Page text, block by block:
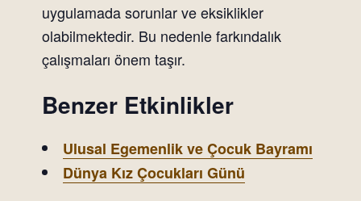
uygulamada sorunlar ve eksiklikler
olabilmektedir. Bu nedenle farkındalık
çalışmaları önem taşır.
Benzer Etkinlikler
Ulusal Egemenlik ve Çocuk Bayramı
Dünya Kız Çocukları Günü